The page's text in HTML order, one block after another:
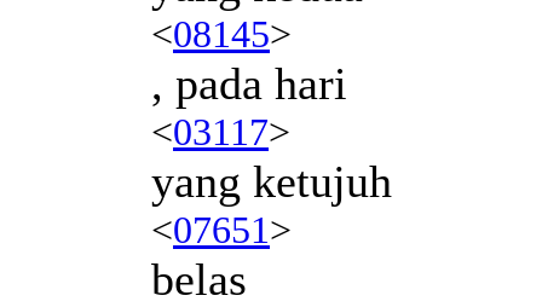
<08145>
, pada hari
<03117>
yang ketujuh
<07651>
belas